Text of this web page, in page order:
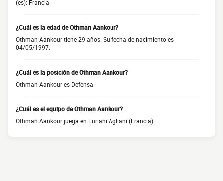
(es): Francia.
¿Cuál es la edad de Othman Aankour?
Othman Aankour tiene 29 años. Su fecha de nacimiento es
04/05/1997.
¿Cuál es la posición de Othman Aankour?
Othman Aankour es Defensa.
¿Cuál es el equipo de Othman Aankour?
Othman Aankour juega en Furiani Agliani (Francia).